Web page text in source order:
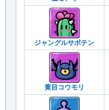
ジャングルサボテン
黄目コウモリ